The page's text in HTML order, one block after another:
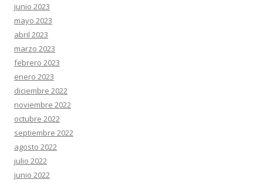
junio 2023
mayo 2023
abril 2023
marzo 2023
febrero 2023
enero 2023
diciembre 2022
noviembre 2022
octubre 2022
septiembre 2022
agosto 2022
julio 2022
junio 2022